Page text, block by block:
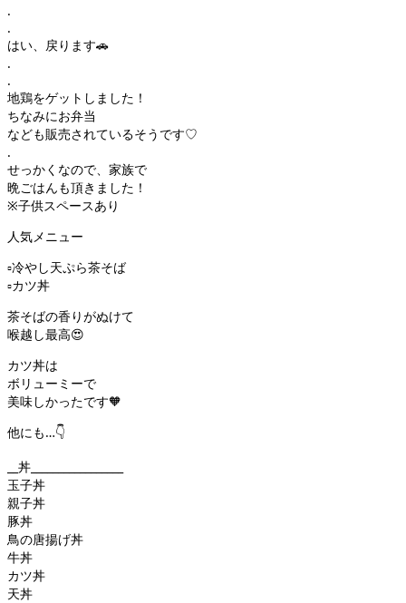
.
.
はい、戻ります🚗
.
.
地鶏をゲットしました！
ちなみにお弁当
なども販売されているそうです♡
.
せっかくなので、家族で
晩ごはんも頂きました！
※子供スペースあり
人気メニュー
▫︎冷やし天ぷら茶そば
▫︎カツ丼
茶そばの香りがぬけて
喉越し最高😍
カツ丼は
ボリューミーで
美味しかったです🧡
他にも…👇
__丼_________________
玉子丼
親子丼
豚丼
鳥の唐揚げ丼
牛丼
カツ丼
天丼